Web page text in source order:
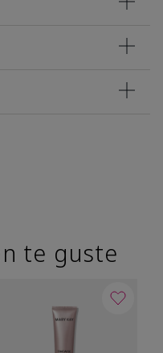
te guste